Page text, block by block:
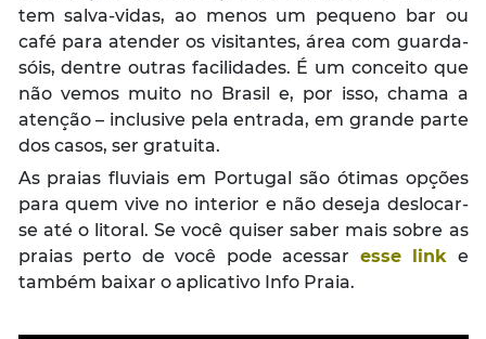
tem salva-vidas, ao menos um pequeno bar ou
café para atender os visitantes, área com guarda-
sóis, dentre outras facilidades. É um conceito que
não vemos muito no Brasil e, por isso, chama a
atenção – inclusive pela entrada, em grande parte
dos casos, ser gratuita.
As praias fluviais em Portugal são ótimas opções
para quem vive no interior e não deseja deslocar-
se até o litoral. Se você quiser saber mais sobre as
praias perto de você pode acessar esse link e
também baixar o aplicativo Info Praia.